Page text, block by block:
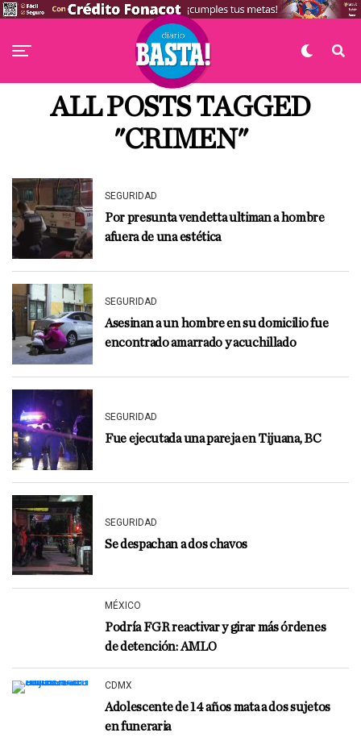
ALL POSTS TAGGED
"CRIMEN"
SEGURIDAD
Por presunta vendetta ultiman a hombre
afuera de una estética
SEGURIDAD
Asesinan a un hombre en su domicilio fue
encontrado amarrado y acuchillado
SEGURIDAD
Fue ejecutada una pareja en Tijuana, BC
SEGURIDAD
Se despachan a dos chavos
MÉXICO
Podría FGR reactivar y girar más órdenes
de detención: AMLO
CDMX
Adolescente de 14 años mata a dos sujetos
en funeraria